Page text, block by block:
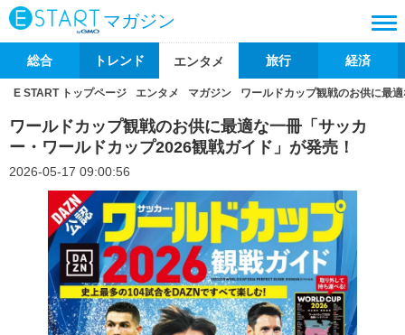
マガジン
総合 トレンド エンタメ 旅行 経済
E START トップページ エンタメ マガジン ワールドカップ観戦のお供に最
ワールドカップ観戦のお供に最適な一冊「サッカ
ー・ワールドカップ2026観戦ガイド」が発売！
2026-05-17 09:00:56